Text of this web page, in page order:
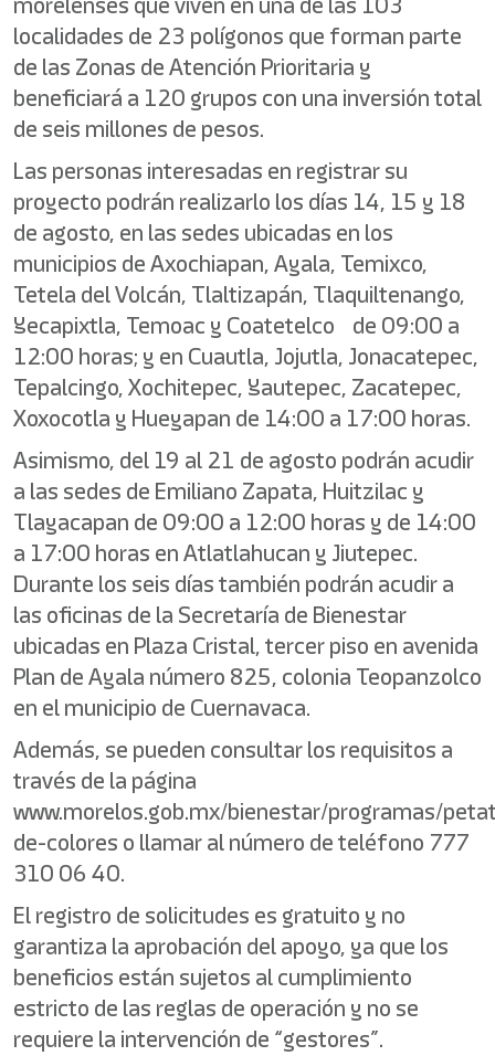
localidades de 23 polígonos que forman parte
de las Zonas de Atención Prioritaria y
beneficiará a 120 grupos con una inversión total
de seis millones de pesos.
Las personas interesadas en registrar su
proyecto podrán realizarlo los días 14, 15 y 18
de agosto, en las sedes ubicadas en los
municipios de Axochiapan, Ayala, Temixco,
Tetela del Volcán, Tlaltizapán, Tlaquiltenango,
Yecapixtla, Temoac y Coatetelco de 09:00 a
12:00 horas; y en Cuautla, Jojutla, Jonacatepec,
Tepalcingo, Xochitepec, Yautepec, Zacatepec,
Xoxocotla y Hueyapan de 14:00 a 17:00 horas.
Asimismo, del 19 al 21 de agosto podrán acudir
a las sedes de Emiliano Zapata, Huitzilac y
Tlayacapan de 09:00 a 12:00 horas y de 14:00
a 17:00 horas en Atlatlahucan y Jiutepec.
Durante los seis días también podrán acudir a
las oficinas de la Secretaría de Bienestar
ubicadas en Plaza Cristal, tercer piso en avenida
Plan de Ayala número 825, colonia Teopanzolco
en el municipio de Cuernavaca.
Además, se pueden consultar los requisitos a
través de la página
www.morelos.gob.mx/bienestar/programas/
de-colores o llamar al número de teléfono 777
310 06 40.
El registro de solicitudes es gratuito y no
garantiza la aprobación del apoyo, ya que los
beneficios están sujetos al cumplimiento
estricto de las reglas de operación y no se
requiere la intervención de “gestores”.